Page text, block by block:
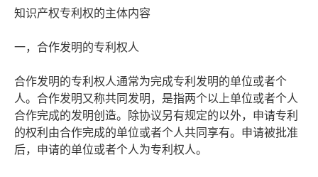
知识产权专利权的主体内容
一，合作发明的专利权人
合作发明的专利权人通常为完成专利发明的单位或者个
人。合作发明又称共同发明，是指两个以上单位或者个人
合作完成的发明创造。除协议另有规定的以外，申请专利
的权利由合作完成的单位或者个人共同享有。申请被批准
后，申请的单位或者个人为专利权人。